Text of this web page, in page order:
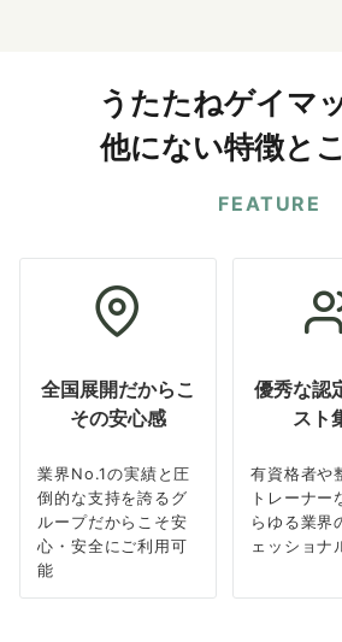
うたたねゲイマ
他にない特徴と
FEATURE
全国展開だからこ
その安心感
業界No.1の実績と圧
倒的な支持を誇るグ
ループだからこそ安
心・安全にご利用可
能
優秀な認
スト
有資格者や
トレーナー
らゆる業界
ェッショナ